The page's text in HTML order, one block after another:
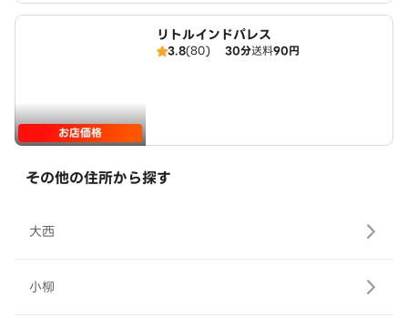
お店価格
リトルインドパレス
3.8(80) 30分送料90円
その他の住所から探す
大西
小柳